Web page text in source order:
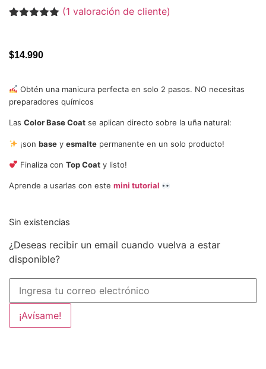
avaloración
(1 valoración de cliente)
$14.990
Obtén una manicura perfecta en solo 2 pasos. NO necesitas
preparadores químicos
Las Color Base Coat se aplican directo sobre la uña natural:
¡son basey esmaltepermanente en un solo producto!
Finaliza con Top Coaty listo!
Aprende a usarlas con este mini tutorial
Sin existencias
¿Deseas recibir un email cuando vuelva a estar
disponible?
¡Avísame!